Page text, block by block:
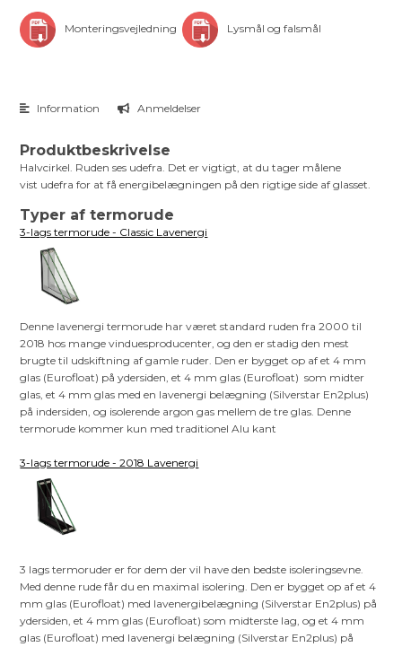
Monteringsvejledning Lysmål og falsmål
Information Anmeldelser
Produktbeskrivelse
Halvcirkel. Ruden ses udefra. Det er vigtigt, at du tager målene
vist udefra for at få energibelægningen på den rigtige side af glasset.
Typer af termorude
3-lags termorude - Classic Lavenergi
Denne lavenergi termorude har været standard ruden fra 2000 til
2018 hos mange vinduesproducenter, og den er stadig den mest
brugte til udskiftning af gamle ruder. Den er bygget op af et 4 mm
glas (Eurofloat) på ydersiden, et 4 mm glas (Eurofloat) som midter
glas, et 4 mm glas med en lavenergi belægning (Silverstar En2plus)
på indersiden, og isolerende argon gas mellem de tre glas. Denne
termorude kommer kun med traditionel Alu kant
3-lags termorude - 2018 Lavenergi
3 lags termoruder er for dem der vil have den bedste isoleringsevne.
Med denne rude får du en maximal isolering. Den er bygget op af et 4
mm glas (Eurofloat) med lavenergibelægning (Silverstar En2plus) på
ydersiden, et 4 mm glas (Eurofloat) som midterste lag, og et 4 mm
glas (Eurofloat) med lavenergi belægning (Silverstar En2plus) på